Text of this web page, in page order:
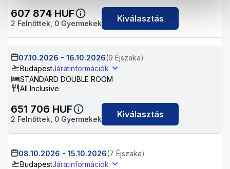
607 874 HUF
2 Felnőttek, 0 Gyermekek Kiválasztás
07.10.2026 - 16.10.2026(9 Éjszaka)
BudapestJáratinformációk
STANDARD DOUBLE ROOM
All Inclusive
651 706 HUF
2 Felnőttek, 0 Gyermekek Kiválasztás
08.10.2026 - 15.10.2026(7 Éjszaka)
BudapestJáratinformációk